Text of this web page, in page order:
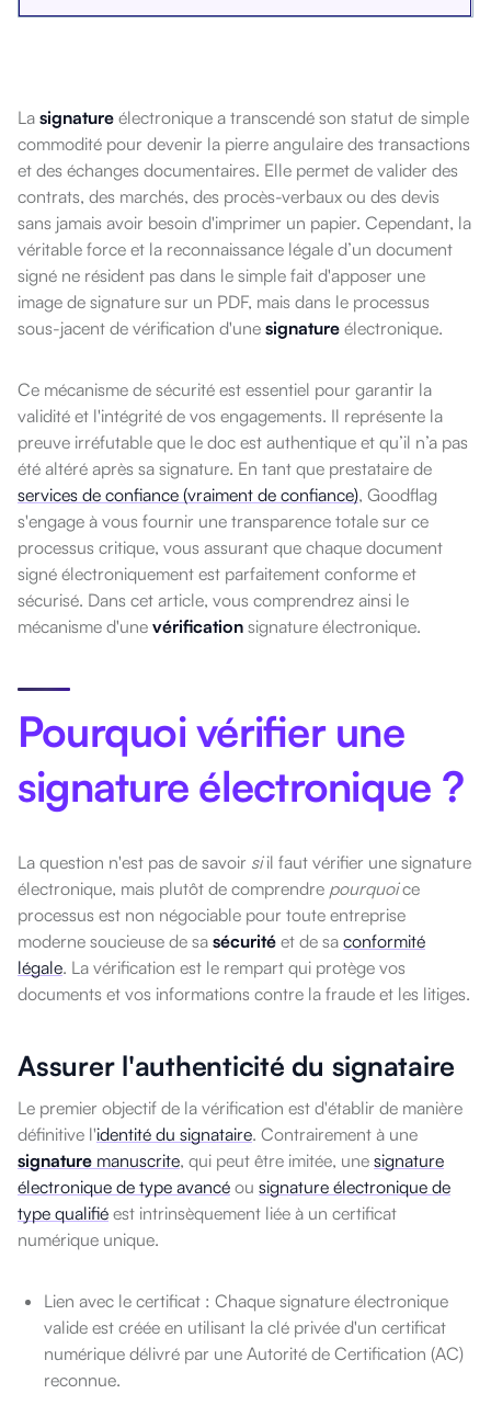
La signature électronique a transcendé son statut de simple
commodité pour devenir la pierre angulaire des transactions
et des échanges documentaires. Elle permet de valider des
contrats, des marchés, des procès-verbaux ou des devis
sans jamais avoir besoin d'imprimer un papier. Cependant, la
véritable force et la reconnaissance légale d’un document
signé ne résident pas dans le simple fait d'apposer une
image de signature sur un PDF, mais dans le processus
sous-jacent de vérification d'une signature électronique.
Ce mécanisme de sécurité est essentiel pour garantir la
validité et l'intégrité de vos engagements. Il représente la
preuve irréfutable que le doc est authentique et qu’il n’a pas
été altéré après sa signature. En tant que prestataire de
services de confiance (vraiment de confiance), Goodflag
s'engage à vous fournir une transparence totale sur ce
processus critique, vous assurant que chaque document
signé électroniquement est parfaitement conforme et
sécurisé. Dans cet article, vous comprendrez ainsi le
mécanisme d'une vérification signature électronique.
Pourquoi vérifier une
signature électronique ?
La question n'est pas de savoir siil faut vérifier une signature
électronique, mais plutôt de comprendre pourquoice
processus est non négociable pour toute entreprise
moderne soucieuse de sa sécurité et de sa conformité
légale. La vérification est le rempart qui protège vos
documents et vos informations contre la fraude et les litiges.
Assurer l'authenticité du signataire
Le premier objectif de la vérification est d'établir de manière
définitive l'identité du signataire. Contrairement à une
signature manuscrite, qui peut être imitée, une signature
électronique de type avancé ou signature électronique de
type qualifié est intrinsèquement liée à un certificat
numérique unique.
Lien avec le certificat : Chaque signature électronique
valide est créée en utilisant la clé privée d'un certificat
numérique délivré par une Autorité de Certification (AC)
reconnue.